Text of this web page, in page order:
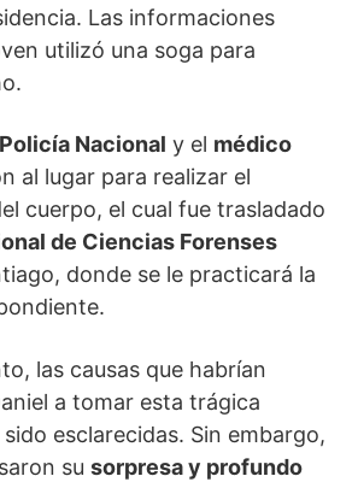
Las informaciones
utilizó una soga para
Policía Nacional y el médico
al lugar para realizar el
cuerpo, el cual fue trasladado
de Ciencias Forenses
donde se le practicará la
las causas que habrían
a tomar esta trágica
esclarecidas. Sin embargo,
su sorpresa y profundo